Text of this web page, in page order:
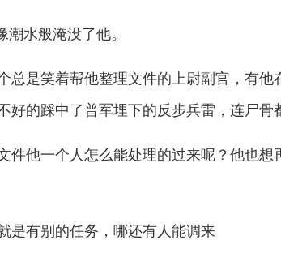
水般淹没了他。
笑着帮他整理文件的上尉副官，有他
的踩中了普军埋下的反步兵雷，连尸骨
他一个人怎么能处理的过来呢？他也想
有别的任务，哪还有人能调来